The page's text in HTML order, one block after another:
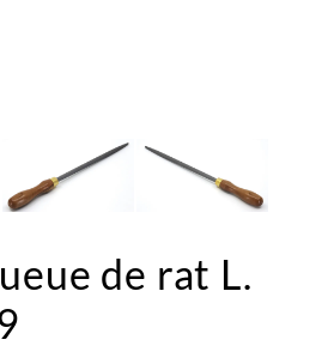
de rat L.